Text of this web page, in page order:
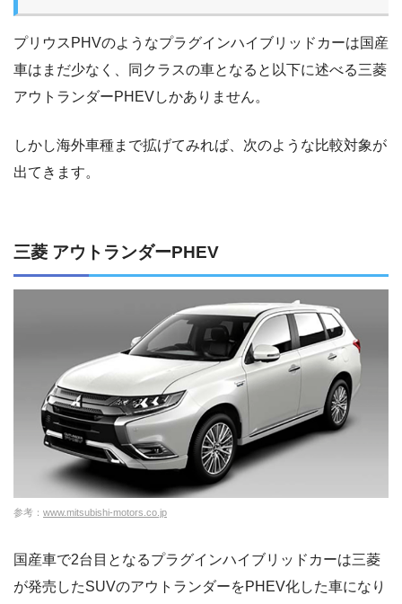
プリウスPHVのようなプラグインハイブリッドカーは国産
車はまだ少なく、同クラスの車となると以下に述べる三菱
アウトランダーPHEVしかありません。
しかし海外車種まで拡げてみれば、次のような比較対象が
出てきます。
三菱 アウトランダーPHEV
参考： www.mitsubishi-motors.co.jp
国産車で2台目となるプラグインハイブリッドカーは三菱
が発売したSUVのアウトランダーをPHEV化した車になり